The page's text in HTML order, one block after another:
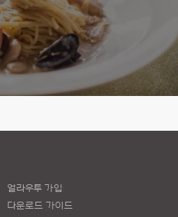
얼라우투 가입
다운로드 가이드